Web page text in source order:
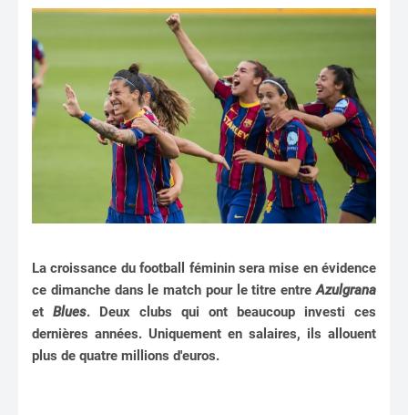
La croissance du football féminin sera mise en évidence
ce dimanche dans le match pour le titre entreAzulgrana
et Blues. Deux clubs qui ont beaucoup investi ces
dernières années. Uniquement en salaires, ils allouent
plus de quatre millions d'euros.